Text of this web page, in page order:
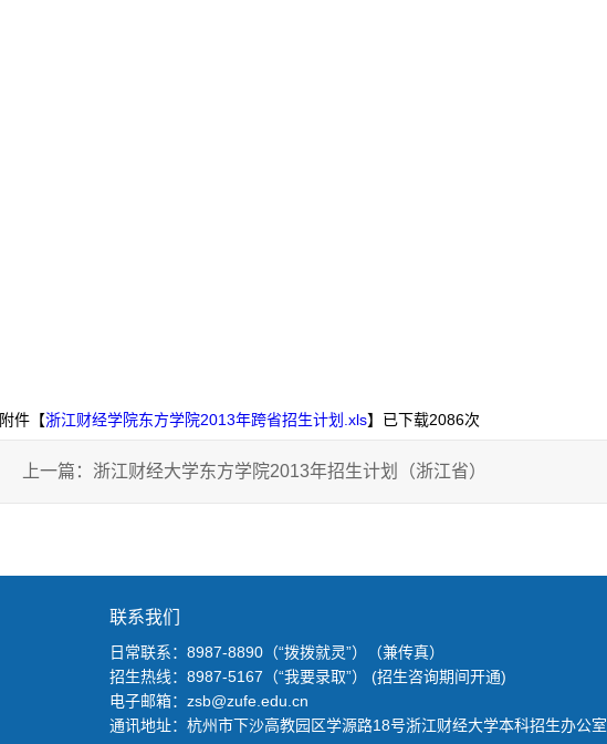
附件【浙江财经学院东方学院2013年跨省招生计划.xls】已下载2086次
上一篇： 浙江财经大学东方学院2013年招生计划（浙江省）
联系我们
日常联系：8987-8890（“拨拨就灵”）（兼传真）
招生热线：8987-5167（“我要录取”） (招生咨询期间开通)
电子邮箱：zsb@zufe.edu.cn
通讯地址：杭州市下沙高教园区学源路18号浙江财经大学本科招生办公室